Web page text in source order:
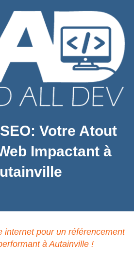
Votre Atout
Impactant à
internet pour un référencement
à Autainville !